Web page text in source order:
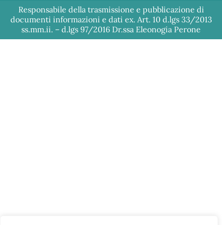
Responsabile della trasmissione e pubblicazione di
documenti informazioni e dati ex. Art. 10 d.lgs 33/2013
ss.mm.ii. – d.lgs 97/2016 Dr.ssa Eleonogia Perone